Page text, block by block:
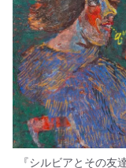
『シルビアとその